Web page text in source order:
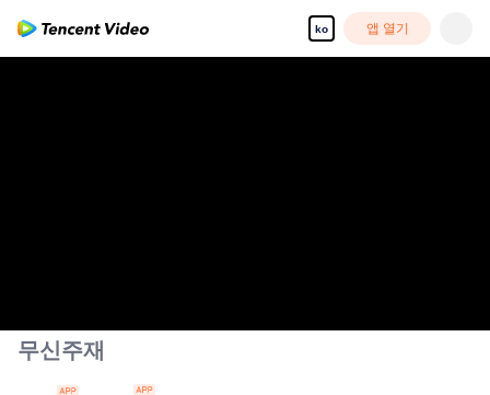
ko 앱 열기
무신주재